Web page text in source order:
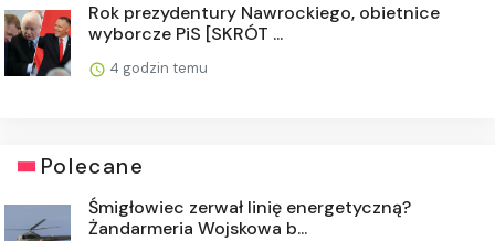
Rok prezydentury Nawrockiego, obietnice
wyborcze PiS [SKRÓT ...
4 godzin temu
Polecane
Śmigłowiec zerwał linię energetyczną?
Żandarmeria Wojskowa b...